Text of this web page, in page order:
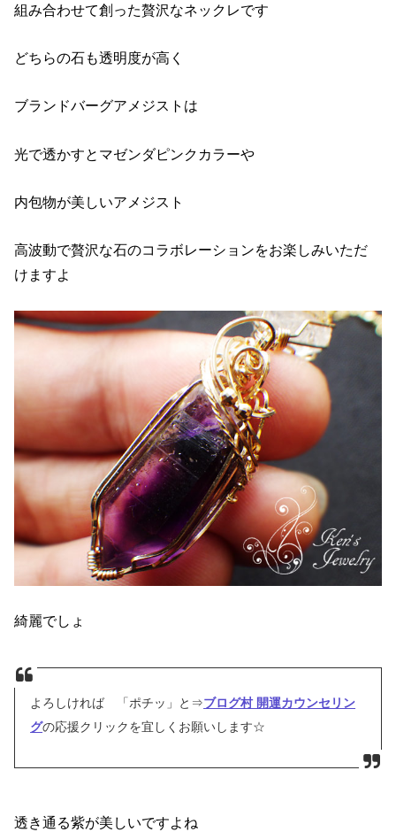
組み合わせて創った贅沢なネックレです
どちらの石も透明度が高く
ブランドバーグアメジストは
光で透かすとマゼンダピンクカラーや
内包物が美しいアメジスト
高波動で贅沢な石のコラボレーションをお楽しみいただ
けますよ
綺麗でしょ
よろしければ 「ポチッ」と⇒ブログ村 開運カウンセリン
グの応援クリックを宜しくお願いします☆
透き通る紫が美しいですよね